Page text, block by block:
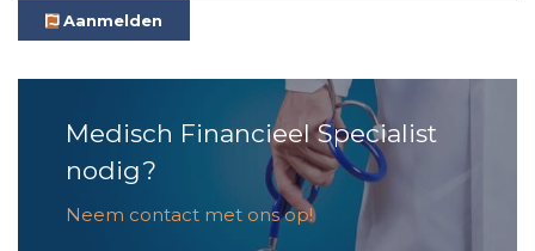
Aanmelden
Medisch Financieel Specialist
nodig?
Neem contact met ons op!